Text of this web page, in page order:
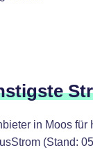
in Moos
(Stand: